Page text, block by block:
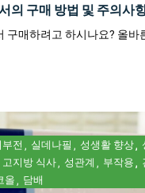
의 구매 방법 및 주의사
구매하려고 하시나요? 올바
전 실데나필 성생활 향상
고지방 식사 성관계 부작용
올 담배